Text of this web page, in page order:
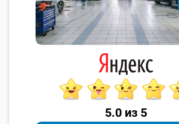
5.0 из 5